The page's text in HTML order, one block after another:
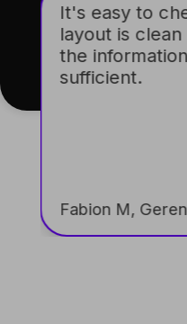
It's easy to
layout is clean
the
sufficient.
Fabion M,